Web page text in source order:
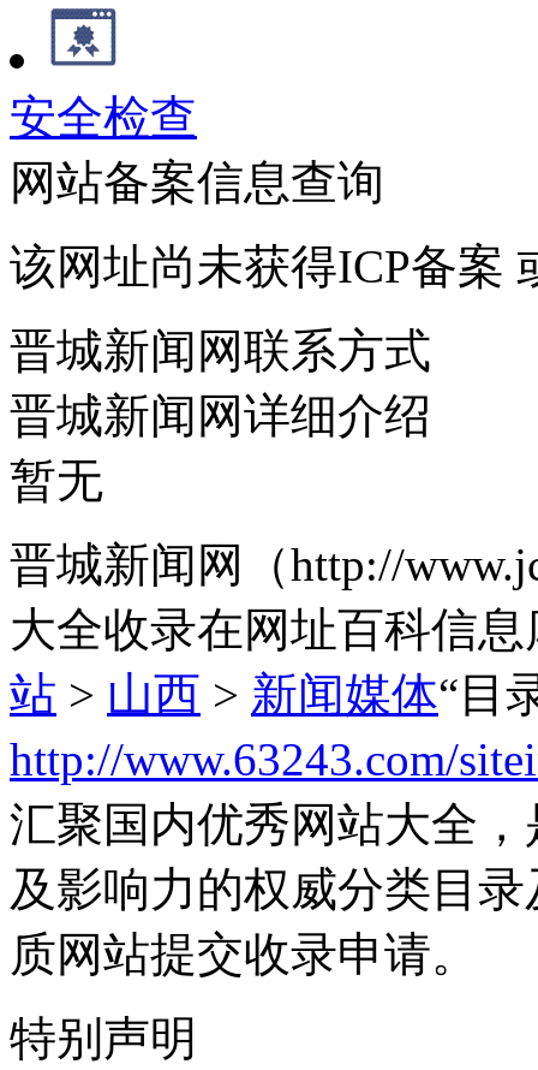
安全检查
网站备案信息查询
该网址尚未获得ICP备案
晋城新闻网联系方式
晋城新闻网详细介绍
暂无
晋城新闻网（http://
大全收录在网址百科信
站 > 山西 > 新闻媒体“目
http://www.63243.com/
汇聚国内优秀网站大全
及影响力的权威分类目
质网站提交收录申请。
特别声明